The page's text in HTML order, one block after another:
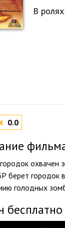
В
0.0
городок
берет городок
голодных